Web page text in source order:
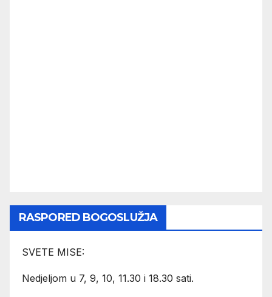
RASPORED BOGOSLUŽJA
SVETE MISE:
Nedjeljom u 7, 9, 10, 11.30 i 18.30 sati.